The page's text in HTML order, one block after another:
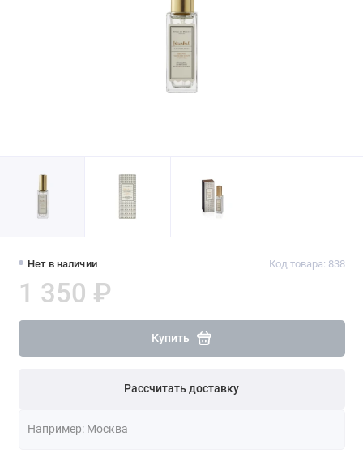
Нет в наличии Код товара: 838
1 350 ₽
Купить
Рассчитать доставку